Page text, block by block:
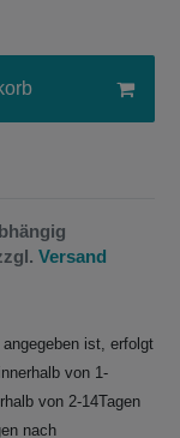
Versand
ist, erfolgt
von 1-
von 2-14Tagen
nach